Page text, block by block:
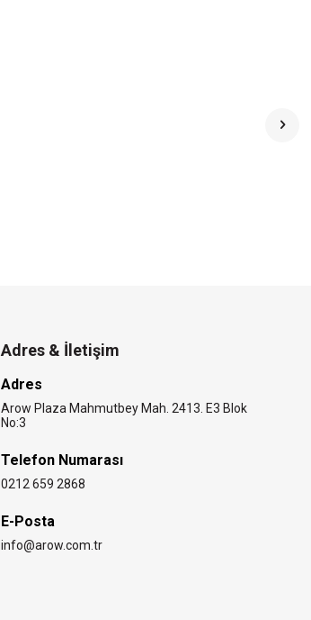
Adres & İletişim
Adres
Arow Plaza Mahmutbey Mah. 2413. E3 Blok
No:3
Telefon Numarası
0212 659 2868
E-Posta
info@arow.com.tr